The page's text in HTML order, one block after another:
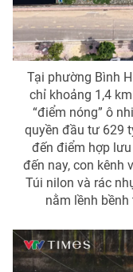
Sản phẩm
Thị trường
Tư vấn
Lịch phát sóng
Chuyên mục khác
Emagazine
Photo
VTV Money
Tại phường Bình
chỉ khoảng 1,4
“điểm nóng” ô
quyền đầu tư 629
đến điểm hợp
đến nay, con kênh
Túi nilon và rác
nằm lềnh